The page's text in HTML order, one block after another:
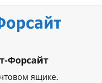
Форсайт
ящике.